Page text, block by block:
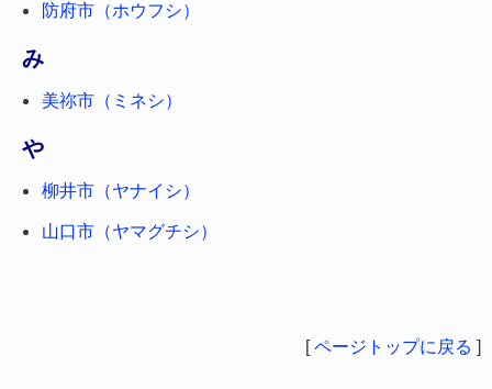
防府市（ホウフシ）
み
美祢市（ミネシ）
や
柳井市（ヤナイシ）
山口市（ヤマグチシ）
[ページトップに戻る ]